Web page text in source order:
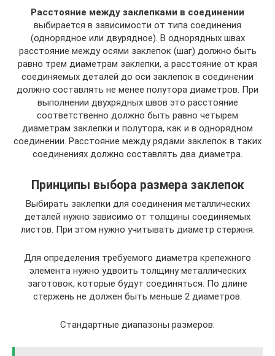
Расстояние между заклепками в соединении
выбирается в зависимости от типа соединения
(однорядное или двурядное). В однорядных швах
расстояние между осями заклепок (шаг) должно быть
равно трем диаметрам заклепки, а расстояние от края
соединяемых деталей до оси заклепок в соединении
должно составлять не менее полутора диаметров. При
выполнении двухрядных швов это расстояние
соответственно должно быть равно четырем
диаметрам заклепки и полутора, как и в однорядном
соединении. Расстояние между рядами заклепок в таких
соединениях должно составлять два диаметра.
Принципы выбора размера заклепок
Выбирать заклепки для соединения металлических
деталей нужно зависимо от толщины соединяемых
листов. При этом нужно учитывать диаметр стержня.
Для определения требуемого диаметра крепежного
элемента нужно удвоить толщину металлических
заготовок, которые будут соединяться. По длине
стержень не должен быть меньше 2 диаметров.
Стандартные диапазоны размеров: